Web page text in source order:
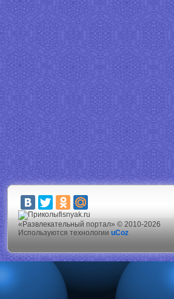
fisnyak.ru
«Развлекательный портал» © 2010-2026
Используются технологии uCoz